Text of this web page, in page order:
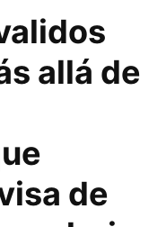
allá de
de